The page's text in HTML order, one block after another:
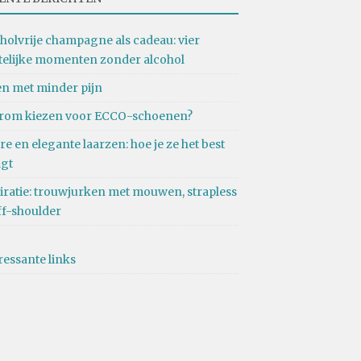
champagne als cadeau: vier
momenten zonder alcohol
met minder pijn
kiezen voor ECCO-schoenen?
en elegante laarzen: hoe je ze het best
trouwjurken met mouwen, strapless
shoulder
links